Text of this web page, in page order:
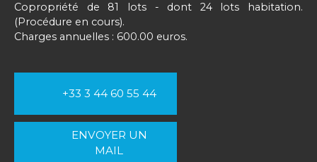
Copropriété de 81 lots - dont 24 lots habitation.
(Procédure en cours).
Charges annuelles : 600.00 euros.
+33 3 44 60 55 44
ENVOYER UN
MAIL